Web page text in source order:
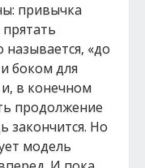
привычка
называется, «до
боком для
в конечном
продолжение
закончится. Но
модель